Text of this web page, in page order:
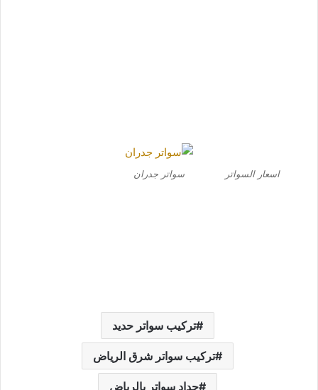
اسعار السواتر سواتر جدران
تركيب سواتر حديد
تركيب سواتر شرق الرياض
حداد سواتر بالرياض